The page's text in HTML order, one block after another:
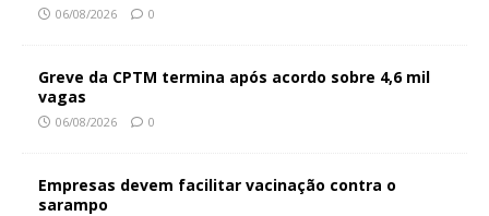
06/08/2026 0
Greve da CPTM termina após acordo sobre 4,6 mil
vagas
06/08/2026 0
Empresas devem facilitar vacinação contra o
sarampo